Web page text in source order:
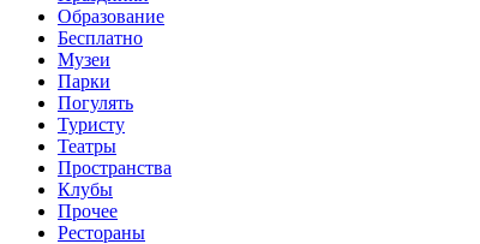
Образование
Бесплатно
Музеи
Парки
Погулять
Туристу
Театры
Пространства
Клубы
Прочее
Рестораны